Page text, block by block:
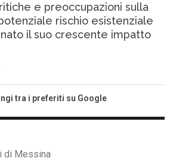
e preoccupazioni sulla
rischio esistenziale
il suo crescente impatto
tra i preferiti su Google
di Messina